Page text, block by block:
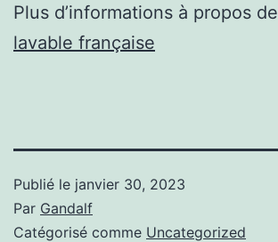
Plus d’informations à propos de
lavable française
Publié le janvier 30, 2023
Par Gandalf
Catégorisé comme Uncategorized